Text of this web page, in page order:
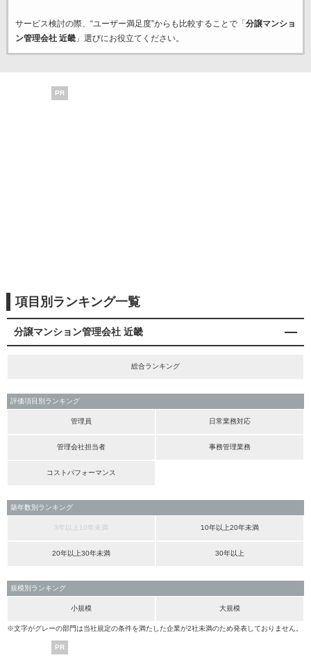
サービス検討の際、“ユーザー満足度”からも比較することで「 分譲マンショ
ン管理会社 近畿」選びにお役立てください。
PR
項目別ランキング一覧
分譲マンション管理会社 近畿
総合ランキング
評価項目別ランキング
管理員 日常業務対応
管理会社担当者 事務管理業務
コストパフォーマンス
築年数別ランキング
3年以上10年未満 10年以上20年未満
20年以上30年未満 30年以上
規模別ランキング
小規模 大規模
※文字がグレーの部門は当社規定の条件を満たした企業が2社未満のため発表しておりません。
PR